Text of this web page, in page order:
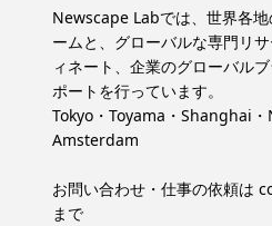
Newscape Labでは、世界各
ームと、グローバルな専門リ
ィネート、企業のグローバル
ポートを行っています。
Tokyo・Toyama・Shanghai
Amsterdam
お問い合わせ・仕事の依頼は
まで